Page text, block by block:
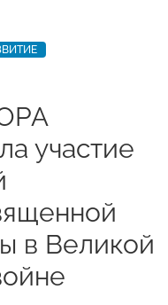
участие
в Великой